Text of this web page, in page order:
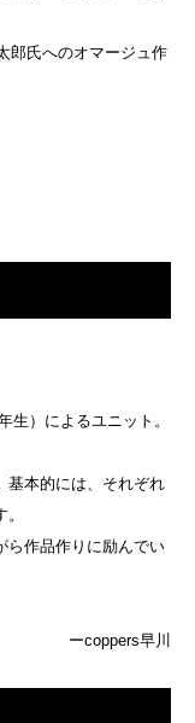
郎氏へのオマージュ作
生）によるユニット。
基本的には、それぞれ
ら作品作りに励んでい
ーcoppers早川